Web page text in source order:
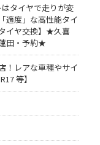
タイヤで走りが変
適度」な高性能タイ
イヤ交換】★久喜
田・予約★
！レアな車種やサイ
等】